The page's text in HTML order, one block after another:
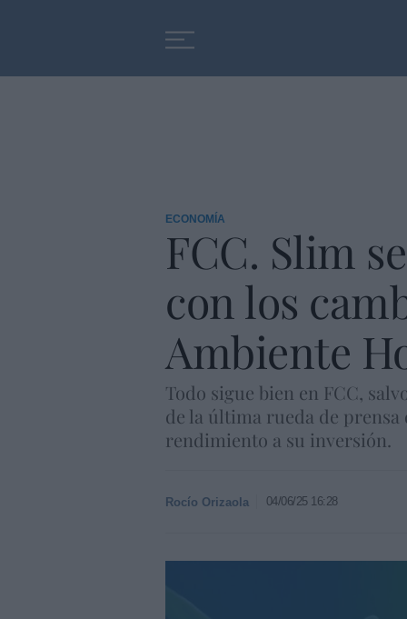
ECONOMÍA
FCC. Slim
con los
Ambiente
Todo sigue bien en FCC,
de la última rueda de prensa
rendimiento a su inversión.
Rocío Orizaola 04/06/25 16:28